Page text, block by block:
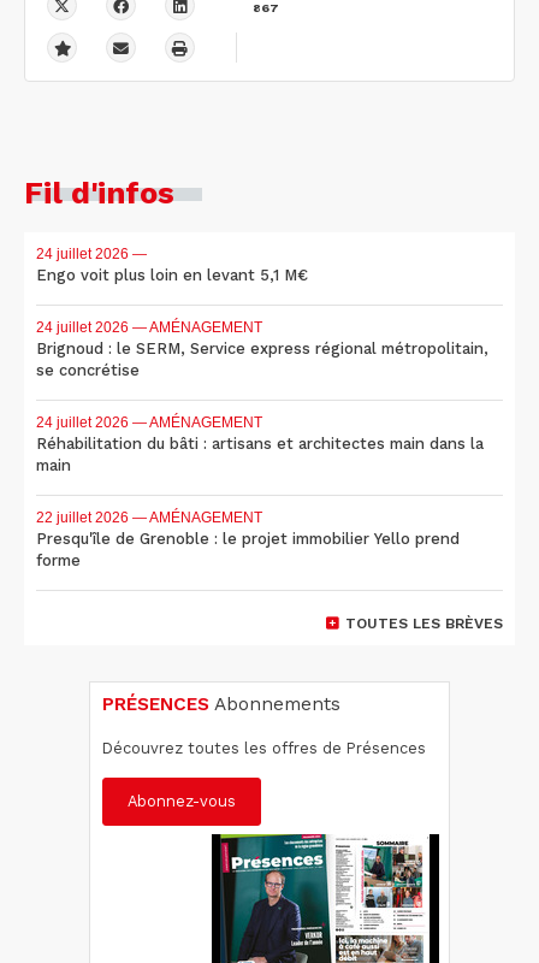
867
Fil d'infos
24 juillet 2026 —
Engo voit plus loin en levant 5,1 M€
24 juillet 2026 — AMÉNAGEMENT
Brignoud : le SERM, Service express régional métropolitain,
se concrétise
24 juillet 2026 — AMÉNAGEMENT
Réhabilitation du bâti : artisans et architectes main dans la
main
22 juillet 2026 — AMÉNAGEMENT
Presqu'île de Grenoble : le projet immobilier Yello prend
forme
TOUTES LES BRÈVES
PRÉSENCES Abonnements
Découvrez toutes les offres de Présences
Abonnez-vous